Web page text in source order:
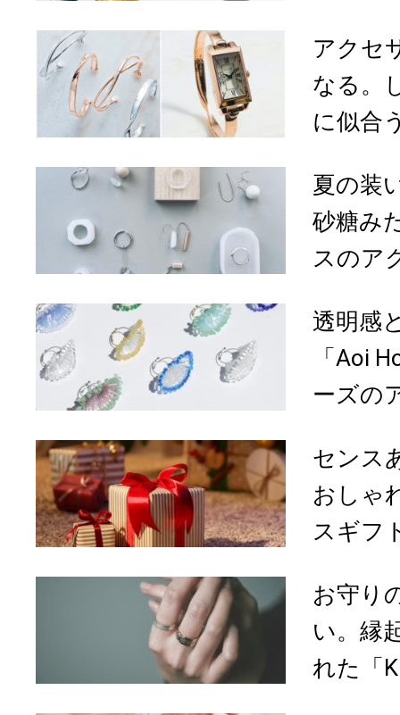
アクセ
なる。
に似合
夏の装
砂糖み
スのア
透明感
「Aoi
ーズの
センス
おしゃ
スギフ
お守り
い。縁
れた「